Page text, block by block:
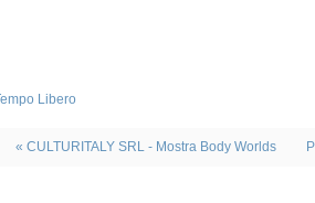
Libero
« CULTURITALY SRL - Mostra Body Worlds